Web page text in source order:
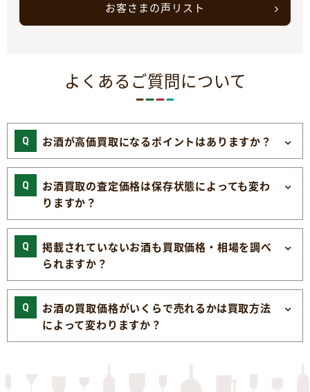
お客さまの声リスト
よくあるご質問について
お酒が高価買取になるポイントはありますか？
お酒買取の査定価格は保存状態によっても変わ
りますか？
掲載されていないお酒も買取価格・相場を調べ
られますか？
お酒の買取価格がいくらで売れるかは買取方法
によって変わりますか？